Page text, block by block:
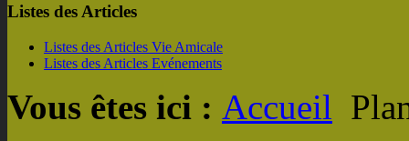
Listes des Articles
Listes des Articles Vie Amicale
Listes des Articles Evénements
Vous êtes ici : Accueil